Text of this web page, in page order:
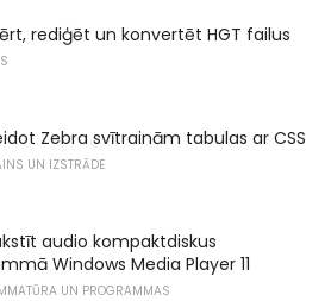
rediģēt un konvertēt HGT failus
Zebra svītrainām tabulas ar CSS
UN IZSTRĀDE
audio kompaktdiskus
Windows Media Player 11
UN PROGRAMMAS